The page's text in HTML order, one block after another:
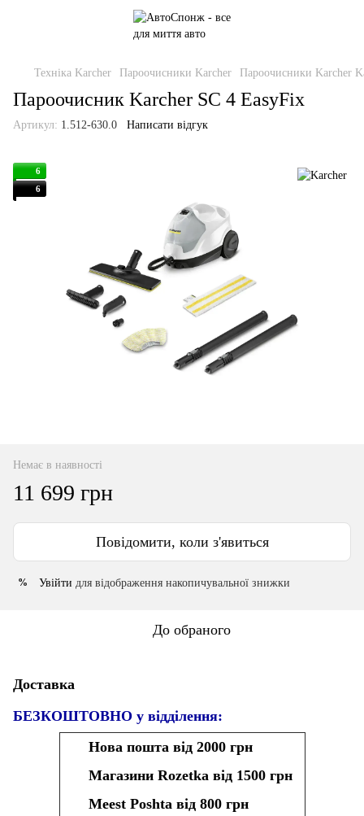
Техніка Karcher Пароочисники Karcher Пароочисники Karcher
Пароочисник Karcher SC 4 EasyFix
Артикул: 1.512-630.0 Написати відгук
6
6
Немає в наявності
11 699 грн
Повідомити, коли з'явиться
% Увійти для відображення накопичувальної знижки
До обраного
Доставка
БЕЗКОШТОВНО у відділення:
Нова пошта від 2000 грн
Магазини Rozetka від 1500 грн
Meest Poshta від 800 грн